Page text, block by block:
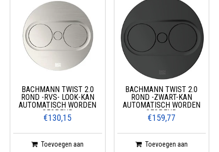
BACHMANN TWIST 2.0
ROND -RVS- LOOK-KAN
AUTOMATISCH WORDEN
GEOPEND
€130,15
Toevoegen aan
BACHMANN TWIST 2.0
ROND -ZWART-KAN
AUTOMATISCH WORDEN
GEOPEND
€159,77
Toevoegen aan